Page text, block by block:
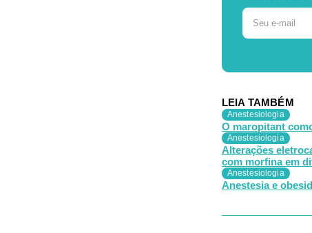
LEIA TAMBÉM
Anestesiologia
O maropitant
Anestesiologia
Alterações
com morfina em
Anestesiologia
Anestesia e